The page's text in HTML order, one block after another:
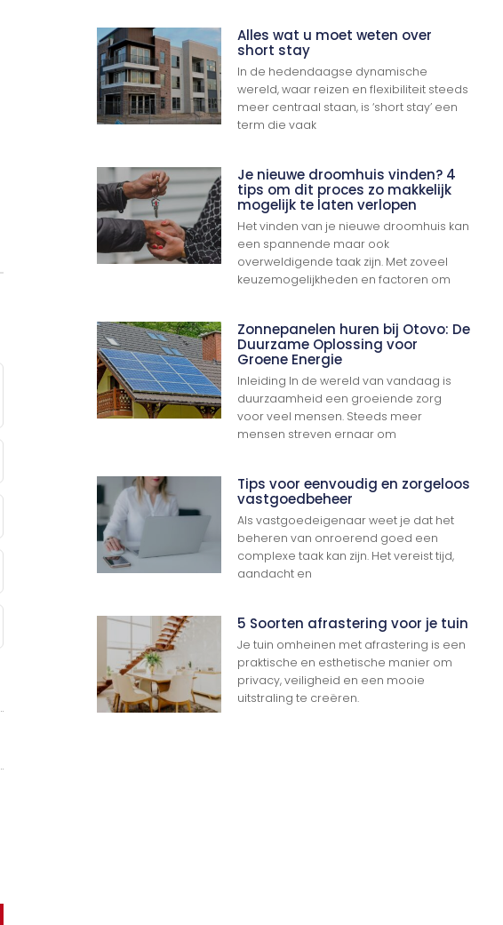
Alles wat u moet weten over
short stay
In de hedendaagse dynamische
wereld, waar reizen en flexibiliteit steeds
meer centraal staan, is ‘short stay’ een
term die vaak
Je nieuwe droomhuis vinden? 4
tips om dit proces zo makkelijk
mogelijk te laten verlopen
Het vinden van je nieuwe droomhuis kan
een spannende maar ook
overweldigende taak zijn. Met zoveel
keuzemogelijkheden en factoren om
Zonnepanelen huren bij Otovo: De
Duurzame Oplossing voor
Groene Energie
Inleiding In de wereld van vandaag is
duurzaamheid een groeiende zorg
voor veel mensen. Steeds meer
mensen streven ernaar om
Tips voor eenvoudig en zorgeloos
vastgoedbeheer
Als vastgoedeigenaar weet je dat het
beheren van onroerend goed een
complexe taak kan zijn. Het vereist tijd,
aandacht en
5 Soorten afrastering voor je tuin
Je tuin omheinen met afrastering is een
praktische en esthetische manier om
privacy, veiligheid en een mooie
uitstraling te creëren.